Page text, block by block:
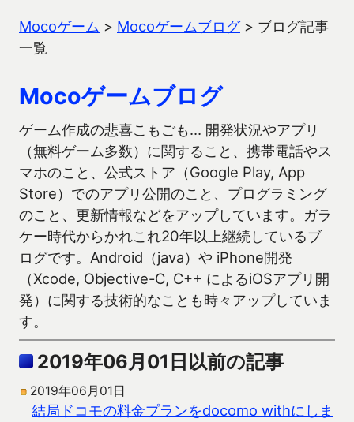
Mocoゲーム > Mocoゲームブログ> ブログ記事
一覧
Mocoゲームブログ
ゲーム作成の悲喜こもごも… 開発状況やアプリ
（無料ゲーム多数）に関すること、携帯電話やス
マホのこと、公式ストア（Google Play, App
Store）でのアプリ公開のこと、プログラミング
のこと、更新情報などをアップしています。ガラ
ケー時代からかれこれ20年以上継続しているブ
ログです。Android（java）や iPhone開発
（Xcode, Objective-C, C++ によるiOSアプリ開
発）に関する技術的なことも時々アップしていま
す。
2019年06月01日以前の記事
2019年06月01日
結局ドコモの料金プランをdocomo withにしま